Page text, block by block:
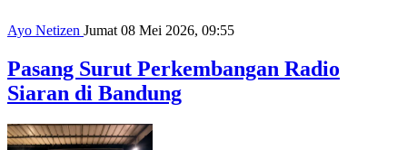
Ayo Netizen Jumat 08 Mei 2026, 09:55
Pasang Surut Perkembangan Radio
Siaran di Bandung